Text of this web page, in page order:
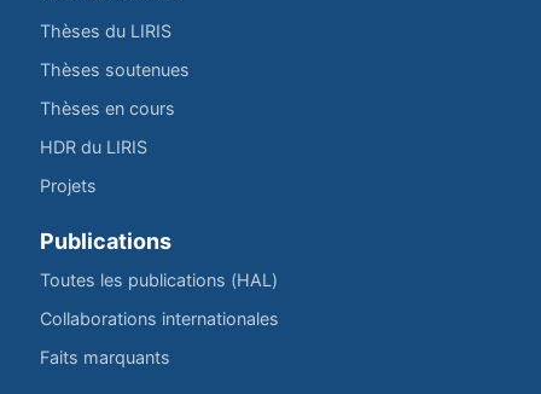
Thèses du LIRIS
Thèses soutenues
Thèses en cours
HDR du LIRIS
Projets
Publications
Toutes les publications (HAL)
Collaborations internationales
Faits marquants